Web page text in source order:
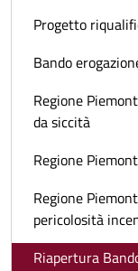
Progetto
Bando
Regione
da siccità
Regione
Regione
pericolosità
Riapertura